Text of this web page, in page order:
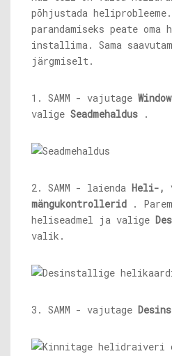
põhjustada
parandamiseks peate
installima. Sama
järgmiselt.
1. SAMM - vajutage
valige Seadmehaldus .
2. SAMM - laienda Heli-,
mängukontrollerid .
heliseadmel ja valige
valik.
3. SAMM - vajutage